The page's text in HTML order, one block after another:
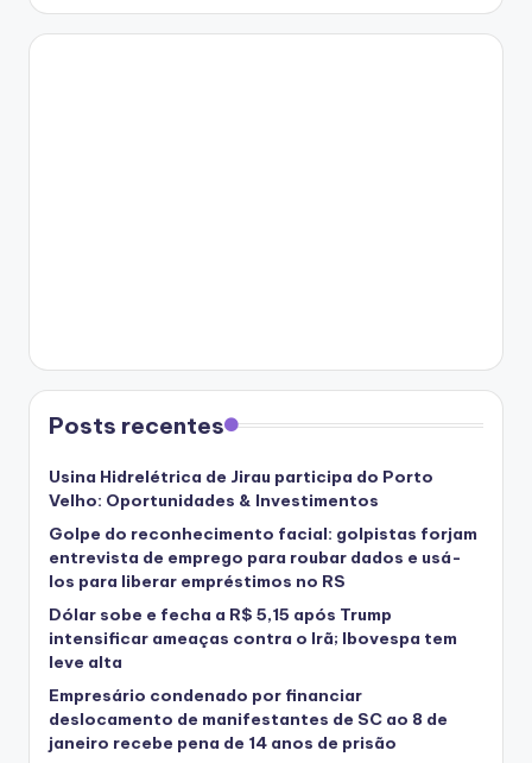
Posts recentes
Usina Hidrelétrica de Jirau participa do Porto
Velho: Oportunidades & Investimentos
Golpe do reconhecimento facial: golpistas forjam
entrevista de emprego para roubar dados e usá-
los para liberar empréstimos no RS
Dólar sobe e fecha a R$ 5,15 após Trump
intensificar ameaças contra o Irã; Ibovespa tem
leve alta
Empresário condenado por financiar
deslocamento de manifestantes de SC ao 8 de
janeiro recebe pena de 14 anos de prisão